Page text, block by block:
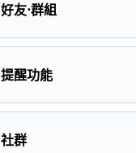
好友⋅群組
提醒功能
社群